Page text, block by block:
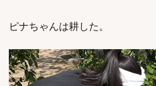
ピナちゃんは耕した。